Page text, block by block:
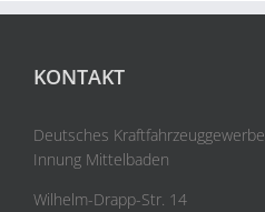
KONTAKT
Deutsches Kraftfahrzeuggewerbe
Innung Mittelbaden
Wilhelm-Drapp-Str. 14